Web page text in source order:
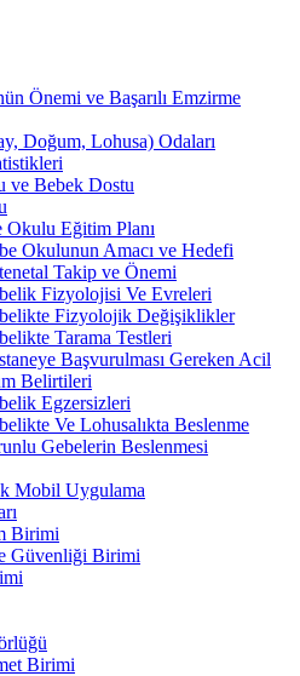
Önemi ve Başarılı Emzirme
Doğum, Lohusa) Odaları
ve Bebek Dostu
Okulu Eğitim Planı
Okulunun Amacı ve Hedefi
Takip ve Önemi
Fizyolojisi Ve Evreleri
Fizyolojik Değişiklikler
Tarama Testleri
Başvurulması Gereken Acil
Belirtileri
Egzersizleri
Ve Lohusalıkta Beslenme
Gebelerin Beslenmesi
Mobil Uygulama
Birimi
Güvenliği Birimi
Birimi